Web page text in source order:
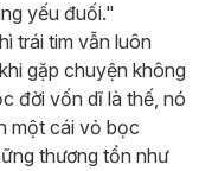
yếu đuối."
trái tim vẫn luôn
gặp chuyện không
đời vốn dĩ là thế, nó
một cái vỏ bọc
thương tổn như